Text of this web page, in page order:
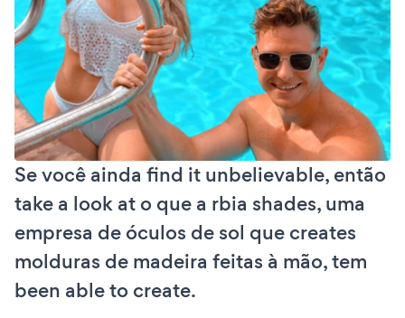
Se você ainda find it unbelievable, então
take a look at o que a rbia shades, uma
empresa de óculos de sol que creates
molduras de madeira feitas à mão, tem
been able to create.